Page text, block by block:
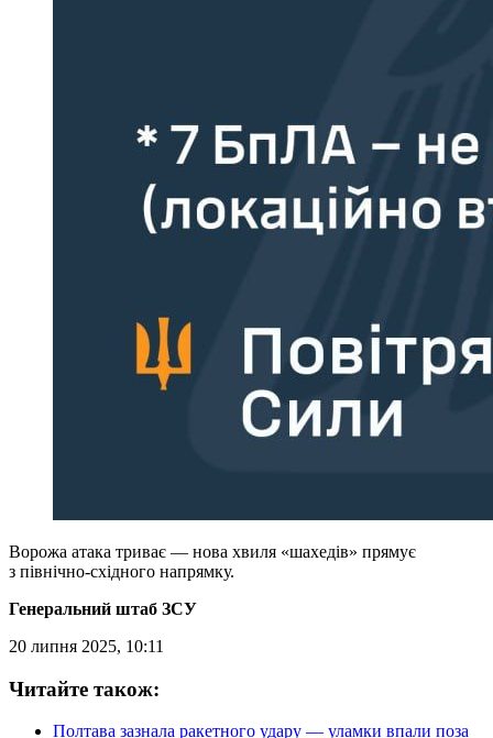
Ворожа атака триває — нова хвиля «шахедів» прямує
з північно-східного напрямку.
Генеральний штаб ЗСУ
20 липня 2025, 10:11
Читайте також:
Полтава зазнала ракетного удару — уламки впали поза